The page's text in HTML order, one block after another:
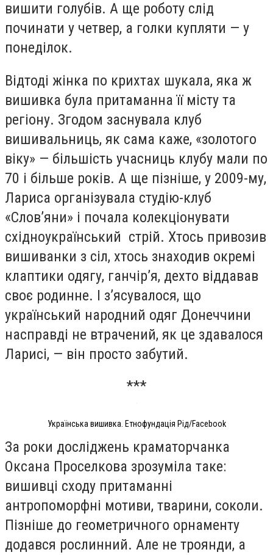
вишити голубів. А ще роботу слід
починати у четвер, а голки купляти — у
понеділок.
Відтоді жінка по крихтах шукала, яка ж
вишивка була притаманна її місту та
регіону. Згодом заснувала клуб
вишивальниць, як сама каже, «золотого
віку» — більшість учасниць клубу мали по
70 і більше років. А ще пізніше, у 2009-му,
Лариса організувала студію-клуб
«Словʼяни» і почала колекціонувати
східноукраїнський стрій. Хтось привозив
вишиванки з сіл, хтось знаходив окремі
клаптики одягу, ганчірʼя, дехто віддавав
своє родинне. І зʼясувалося, що
український народний одяг Донеччини
насправді не втрачений, як це здавалося
Ларисі, — він просто забутий.
***
Українська вишивка. Етнофундація Рід/Facebook
За роки досліджень краматорчанка
Оксана Проселкова зрозуміла таке:
вишивці сходу притаманні
антропоморфні мотиви, тварини, соколи.
Пізніше до геометричного орнаменту
додався рослинний. Але не троянди, а